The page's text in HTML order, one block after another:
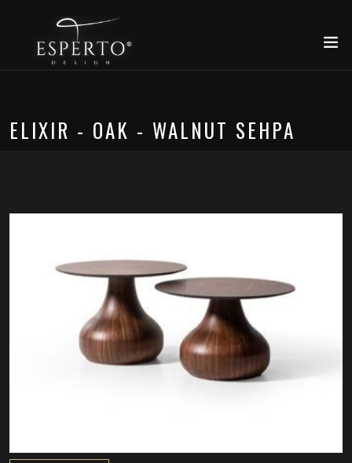
ELIXIR - OAK - WALNUT SEHPA